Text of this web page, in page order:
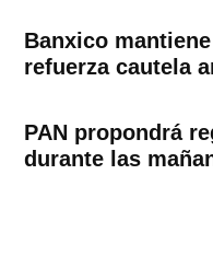
Banxico
refuerza cautela
PAN propondrá
durante las